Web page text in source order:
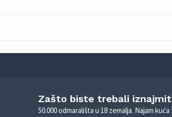
Zašto biste trebali
50.000 odmarališta u 18 zemalja. Najam